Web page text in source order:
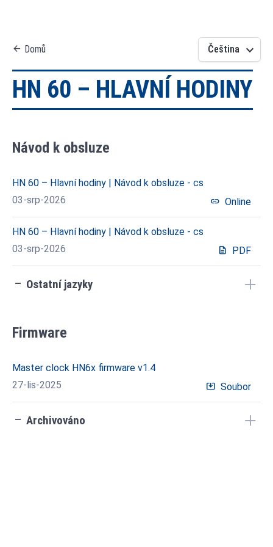
arrow_back Domů Čeština keyboard_arrow_down
HN 60 – HLAVNÍ HODINY
Návod k obsluze
HN 60 – Hlavní hodiny | Návod k obsluze - cs
03-srp-2026
link Online
HN 60 – Hlavní hodiny | Návod k obsluze - cs
03-srp-2026
description PDF
check_indeterminate_small Ostatní jazyky
Firmware
Master clock HN6x firmware v1.4
27-lis-2025
system_update_alt Soubor
check_indeterminate_small Archivováno